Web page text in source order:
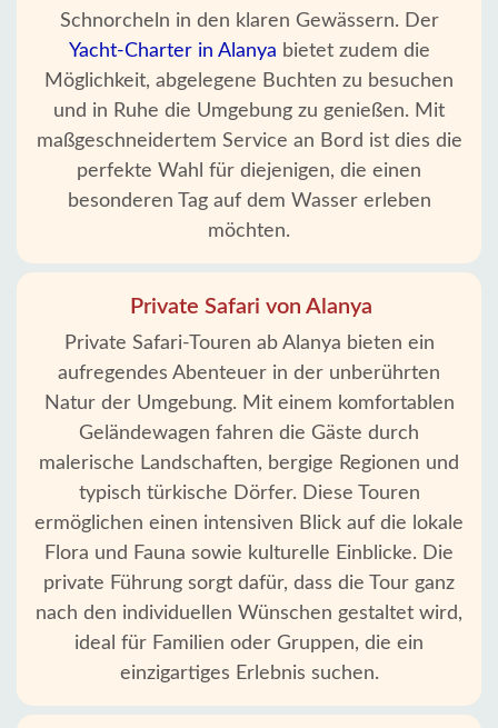
Startseite
Alanya
Dörfer
erfahrungen
Dienste
Haftung
Daten
Kontakt
Schnorcheln in den klaren Gewässern. Der
Yacht-Charter in Alanya bietet zudem die
Möglichkeit, abgelegene Buchten zu besuchen
und in Ruhe die Umgebung zu genießen. Mit
maßgeschneidertem Service an Bord ist dies die
perfekte Wahl für diejenigen, die einen
besonderen Tag auf dem Wasser erleben
möchten.
Private Safari von Alanya
Private Safari-Touren ab Alanya bieten ein
aufregendes Abenteuer in der unberührten
Natur der Umgebung. Mit einem komfortablen
Geländewagen fahren die Gäste durch
malerische Landschaften, bergige Regionen und
typisch türkische Dörfer. Diese Touren
ermöglichen einen intensiven Blick auf die lokale
Flora und Fauna sowie kulturelle Einblicke. Die
private Führung sorgt dafür, dass die Tour ganz
nach den individuellen Wünschen gestaltet wird,
ideal für Familien oder Gruppen, die ein
einzigartiges Erlebnis suchen.